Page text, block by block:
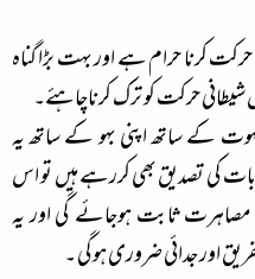
کرنا حرام ہے اور بہت بڑا گناہ
شیطانی حرکت کو ترک کرناچاہئے۔
کے ساتھ اپنی بہو کے ساتھ یہ
کی تصدیق بھی کررہے ہیں تو اس
ثابت ہوجائے گی اور یہ
اور جدائی ضروری ہوگی ۔